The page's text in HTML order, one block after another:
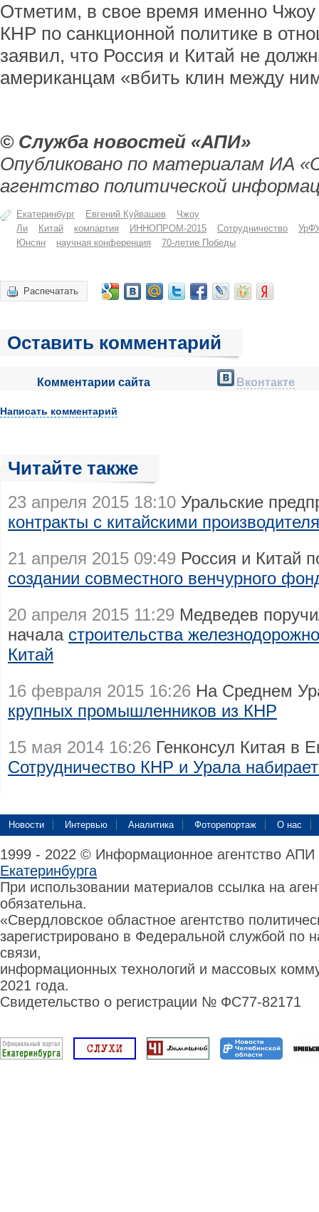
Отметим, в свое время именно
КНР по санкционной политике в
заявил, что Россия и Китай не
американцам «вбить клин между
© Служба новостей «АПИ»
Опубликовано по материалам ИА
агентство политической
Екатеринбург Евгений Куйвашев
Чжоу
Ли
Китай компартия ИННОПРОМ-2015 Сотрудничество
Юнсян
научная конференция 70-летие Победы
Распечатать
Оставить комментарий
Комментарии сайта Вконтакте
Написать комментарий
Читайте также
23 апреля 2015 18:10 Уральские
контракты с китайскими
21 апреля 2015 09:49 Россия и Китай
создании совместного венчурного
20 апреля 2015 11:29 Медведев
начала строительства
Китай
16 февраля 2015 16:26 На Среднем
крупных промышленников из КНР
15 мая 2014 16:26 Генконсул Китая в
Сотрудничество КНР и Урала
Новости Интервью Аналитика Фоторепортаж О нас
1999 - 2022 © Информационное агентство
Екатеринбурга
При использовании материалов ссылка на
обязательна.
«Свердловское областное агентство
зарегистрировано в Федеральной службой по
связи,
информационных технологий и массовых
2021 года.
Свидетельство о регистрации № ФС77-82171